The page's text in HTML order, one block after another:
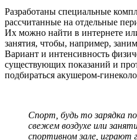
Разработаны специальные
рассчитанные на отдельные
Их можно найти в интернете
занятия, чтобы, например,
Вариант и интенсивность
существующих показаний и
подбираться акушером-
Спорт, будь то зарядка
свежем воздухе или
спортивном зале, играют